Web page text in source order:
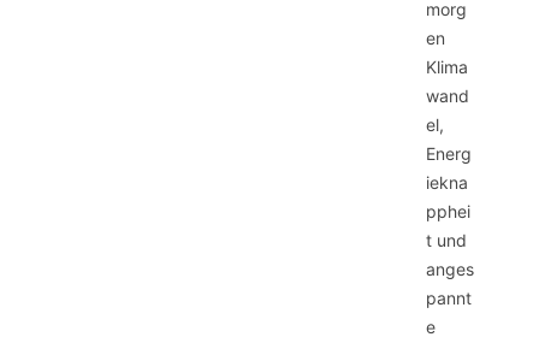
morg
en
Klima
wand
el,
Energ
iekna
pphei
t und
anges
pannt
e